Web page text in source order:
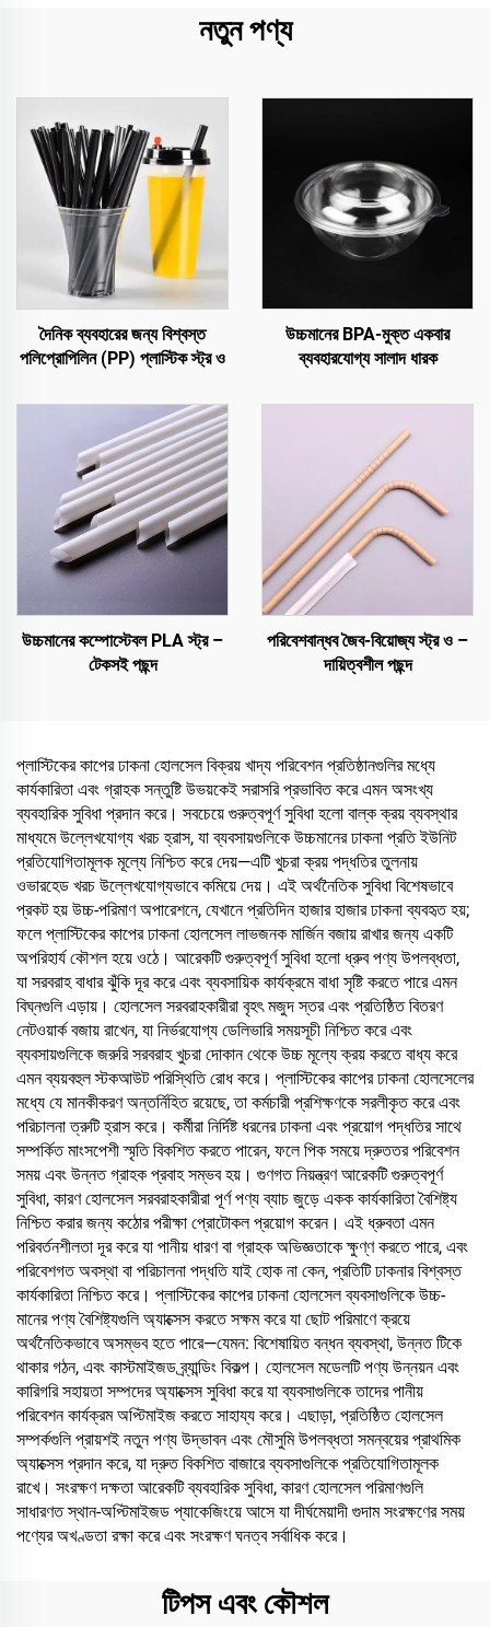
নতুন পণ্য
দৈনিক ব্যবহারের জন্য বিশ্বস্ত
পলিপ্রোপিলিন (PP) প্লাস্টিক স্ট্র ও
উচ্চমানের BPA-মুক্ত একবার
ব্যবহারযোগ্য সালাদ ধারক
উচ্চমানের কম্পোস্টেবল PLA স্ট্র –
টেকসই পছন্দ
পরিবেশবান্ধব জৈব-বিয়োজ্য স্ট্র ও –
দায়িত্বশীল পছন্দ
প্লাস্টিকের কাপের ঢাকনা হোলসেল বিক্রয় খাদ্য পরিবেশন প্রতিষ্ঠানগুলির মধ্যে
কার্যকারিতা এবং গ্রাহক সন্তুষ্টি উভয়কেই সরাসরি প্রভাবিত করে এমন অসংখ্য
ব্যবহারিক সুবিধা প্রদান করে। সবচেয়ে গুরুত্বপূর্ণ সুবিধা হলো বাল্ক ক্রয় ব্যবস্থার
মাধ্যমে উল্লেখযোগ্য খরচ হ্রাস, যা ব্যবসায়গুলিকে উচ্চমানের ঢাকনা প্রতি ইউনিট
প্রতিযোগিতামূলক মূল্যে নিশ্চিত করে দেয়—এটি খুচরা ক্রয় পদ্ধতির তুলনায়
ওভারহেড খরচ উল্লেখযোগ্যভাবে কমিয়ে দেয়। এই অর্থনৈতিক সুবিধা বিশেষভাবে
প্রকট হয় উচ্চ-পরিমাণ অপারেশনে, যেখানে প্রতিদিন হাজার হাজার ঢাকনা ব্যবহৃত হয়;
ফলে প্লাস্টিকের কাপের ঢাকনা হোলসেল লাভজনক মার্জিন বজায় রাখার জন্য একটি
অপরিহার্য কৌশল হয়ে ওঠে। আরেকটি গুরুত্বপূর্ণ সুবিধা হলো ধ্রুব পণ্য উপলব্ধতা,
যা সরবরাহ বাধার ঝুঁকি দূর করে এবং ব্যবসায়িক কার্যক্রমে বাধা সৃষ্টি করতে পারে এমন
বিঘ্নগুলি এড়ায়। হোলসেল সরবরাহকারীরা বৃহৎ মজুদ স্তর এবং প্রতিষ্ঠিত বিতরণ
নেটওয়ার্ক বজায় রাখেন, যা নির্ভরযোগ্য ডেলিভারি সময়সূচী নিশ্চিত করে এবং
ব্যবসায়গুলিকে জরুরি সরবরাহ খুচরা দোকান থেকে উচ্চ মূল্যে ক্রয় করতে বাধ্য করে
এমন ব্যয়বহুল স্টকআউট পরিস্থিতি রোধ করে। প্লাস্টিকের কাপের ঢাকনা হোলসেলের
মধ্যে যে মানকীকরণ অন্তর্নিহিত রয়েছে, তা কর্মচারী প্রশিক্ষণকে সরলীকৃত করে এবং
পরিচালনা ত্রুটি হ্রাস করে। কর্মীরা নির্দিষ্ট ধরনের ঢাকনা এবং প্রয়োগ পদ্ধতির সাথে
সম্পর্কিত মাংসপেশী স্মৃতি বিকশিত করতে পারেন, ফলে পিক সময়ে দ্রুততর পরিবেশন
সময় এবং উন্নত গ্রাহক প্রবাহ সম্ভব হয়। গুণগত নিয়ন্ত্রণ আরেকটি গুরুত্বপূর্ণ
সুবিধা, কারণ হোলসেল সরবরাহকারীরা পূর্ণ পণ্য ব্যাচ জুড়ে একক কার্যকারিতা বৈশিষ্ট্য
নিশ্চিত করার জন্য কঠোর পরীক্ষা প্রোটোকল প্রয়োগ করেন। এই ধ্রুবতা এমন
পরিবর্তনশীলতা দূর করে যা পানীয় ধারণ বা গ্রাহক অভিজ্ঞতাকে ক্ষুণ্ণ করতে পারে, এবং
পরিবেশগত অবস্থা বা পরিচালনা পদ্ধতি যাই হোক না কেন, প্রতিটি ঢাকনার বিশ্বস্ত
কার্যকারিতা নিশ্চিত করে। প্লাস্টিকের কাপের ঢাকনা হোলসেল ব্যবসাগুলিকে উচ্চ-
মানের পণ্য বৈশিষ্ট্যগুলি অ্যাক্সেস করতে সক্ষম করে যা ছোট পরিমাণে ক্রয়ে
অর্থনৈতিকভাবে অসম্ভব হতে পারে—যেমন: বিশেষায়িত বন্ধন ব্যবস্থা, উন্নত টিকে
থাকার গঠন, এবং কাস্টমাইজড ব্র্যান্ডিং বিকল্প। হোলসেল মডেলটি পণ্য উন্নয়ন এবং
কারিগরি সহায়তা সম্পদের অ্যাক্সেস সুবিধা করে যা ব্যবসাগুলিকে তাদের পানীয়
পরিবেশন কার্যক্রম অপ্টিমাইজ করতে সাহায্য করে। এছাড়া, প্রতিষ্ঠিত হোলসেল
সম্পর্কগুলি প্রায়শই নতুন পণ্য উদ্ভাবন এবং মৌসুমি উপলব্ধতা সমন্বয়ের প্রাথমিক
অ্যাক্সেস প্রদান করে, যা দ্রুত বিকশিত বাজারে ব্যবসাগুলিকে প্রতিযোগিতামূলক
রাখে। সংরক্ষণ দক্ষতা আরেকটি ব্যবহারিক সুবিধা, কারণ হোলসেল পরিমাণগুলি
সাধারণত স্থান-অপ্টিমাইজড প্যাকেজিংয়ে আসে যা দীর্ঘমেয়াদী গুদাম সংরক্ষণের সময়
পণ্যের অখণ্ডতা রক্ষা করে এবং সংরক্ষণ ঘনত্ব সর্বাধিক করে।
টিপস এবং কৌশল